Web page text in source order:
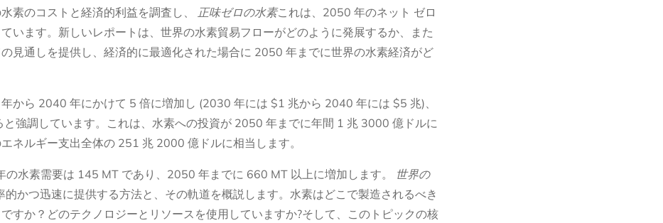
素のコストと経済的利益を調査し、 正味ゼロの水素これは、2050 年のネット ゼロ
います。新しいレポートは、世界の水素貿易フローがどのように発展するか、また
見通しを提供し、経済的に最適化された場合に 2050 年までに世界の水素経済がど
から 2040 年にかけて 5 倍に増加し (2030 年には $1 兆から 2040 年には $5 兆)、
強調しています。これは、水素への投資が 2050 年までに年間 1 兆 3000 億ドルに
ネルギー支出全体の 251 兆 2000 億ドルに相当します。
水素需要は 145 MT であり、2050 年までに 660 MT 以上に増加します。
世界の
かつ迅速に提供する方法と、その軌道を概説します。水素はどこで製造されるべき
すか？どのテクノロジーとリソースを使用していますか?そして、このトピックの核